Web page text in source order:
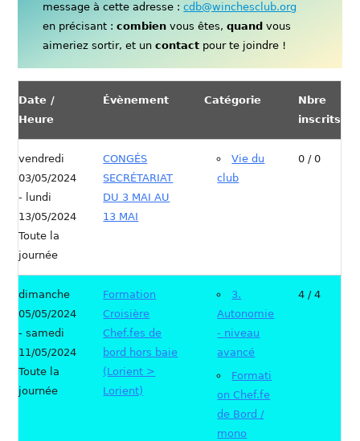
message à cette adresse :cdb@winchesclub.org
en précisant :combien vous êtes,quand vous
aimeriez sortir, et uncontact pour te joindre !
Date /
Heure
Évènement Catégorie
Nbre
inscrits
vendredi
03/05/2024
- lundi
13/05/2024
Toute la
journée
CONGÉS
SECRÉTARIAT
DU 3 MAI AU
13 MAI
Vie du
club
0 / 0
dimanche
05/05/2024
- samedi
11/05/2024
Toute la
journée
Formation
Croisière
Chef.fes de
bord hors baie
(Lorient >
Lorient)
3.
Autonomie
- niveau
avancé
Formati
on Chef.fe
de Bord /
mono
4 / 4